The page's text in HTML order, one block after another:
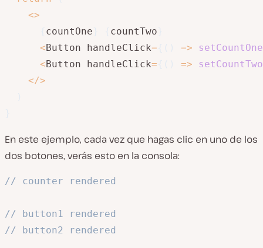
<>
countOne countTwo
<Button handleClick= =>
setCountOne
<Button handleClick= =>
setCountTwo
</>
En este ejemplo, cada vez que hagas clic en uno de los
dos botones, verás esto en la consola:
// counter rendered
// button1 rendered
// button2 rendered